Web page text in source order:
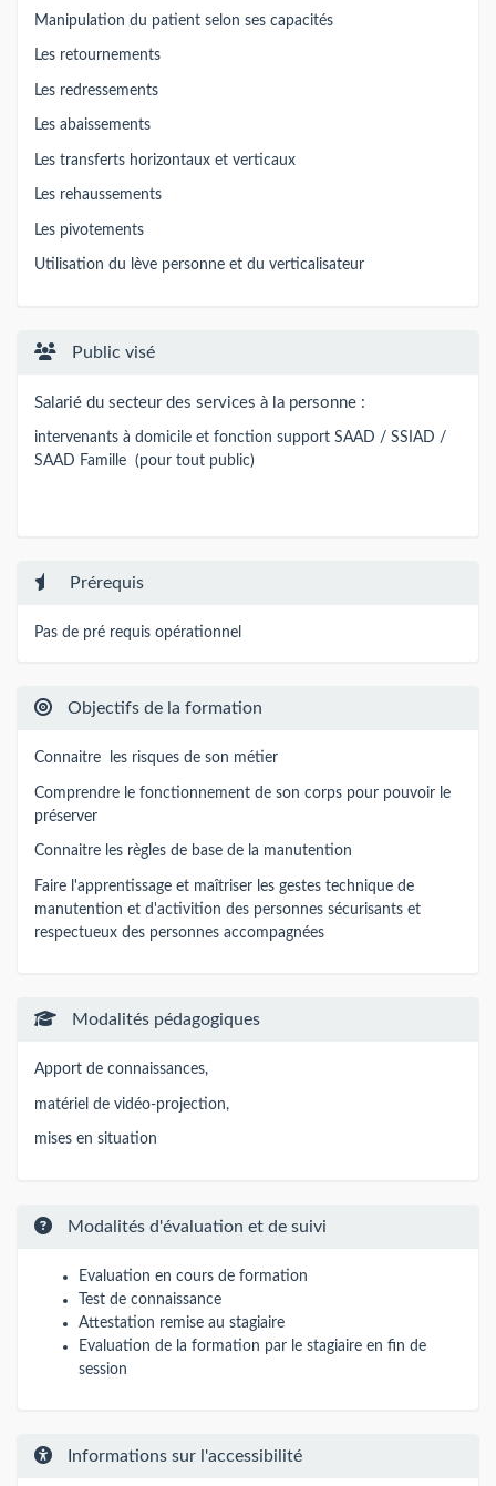
Manipulation du patient selon ses capacités
Les retournements
Les redressements
Les abaissements
Les transferts horizontaux et verticaux
Les rehaussements
Les pivotements
Utilisation du lève personne et du verticalisateur
Public visé
Salarié du secteur des services à la personne :
intervenants à domicile et fonction support SAAD / SSIAD /
SAAD Famille (pour tout public)
Prérequis
Pas de pré requis opérationnel
Objectifs de la formation
Connaitre les risques de son métier
Comprendre le fonctionnement de son corps pour pouvoir le
préserver
Connaitre les règles de base de la manutention
Faire l'apprentissage et maîtriser les gestes technique de
manutention et d'activition des personnes sécurisants et
respectueux des personnes accompagnées
Modalités pédagogiques
Apport de connaissances,
matériel de vidéo-projection,
mises en situation
Modalités d'évaluation et de suivi
Evaluation en cours de formation
Test de connaissance
Attestation remise au stagiaire
Evaluation de la formation par le stagiaire en fin de
session
Informations sur l'accessibilité